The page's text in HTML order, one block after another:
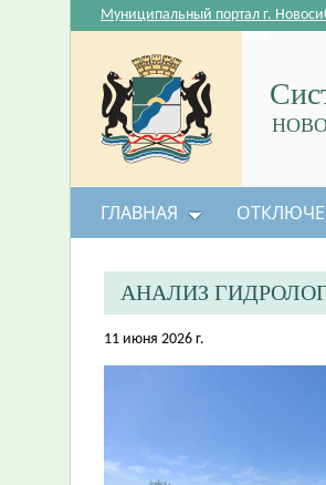
Муниципальный портал г.
ГЛАВНАЯ
АНАЛИЗ
11 июня 2026 г.